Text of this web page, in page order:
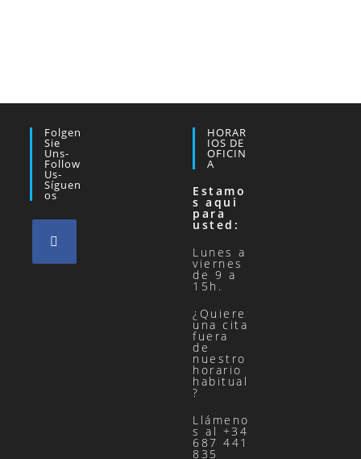
Folgen
Sie
Uns-
Follow
Us-
Síguen
Os
HORAR
IOS DE
OFICIN
A
Estamo
s aqui
para
usted:
Lunes a
viernes
de 9 a
15h.
¿Quiere
una cita
fuera
de
nuestro
horario
habitual
?
Llámeno
s al +34
687 441
835